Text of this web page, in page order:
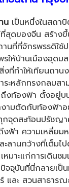
น เป็นหนึ่งในสถา
สุดของจีน สร้าง
นที่ที่จักรพรรดิใช้
รให้บ้านเมืองอุด
ทำให้เทียนถาน
ะหลักทรงกลมส
ถึงท้องฟ้า ตั้งอยู่
ามตัดกับท้องฟ้า
กจุดสะท้อนปรัชญ
งฟ้า ความเหลี่ย
ะลานกว้างที่เต็มไ
มาะแก่การเดินช
จจุบันที่นี่กลายเป็
และ สวนสาธาร